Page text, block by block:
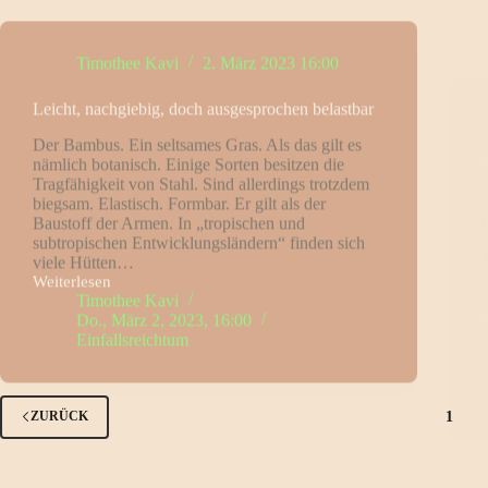
Leicht, nachgiebig, doch ausgesprochen belastbar
nämlich botanisch. Einige Sorten besitzen die
biegsam. Elastisch. Formbar. Er gilt als der
Baustoff der Armen. In „tropischen und
subtropischen Entwicklungsländern“ finden sich
viele Hütten…
Weiterlesen
Leicht,
nachgiebig,
doch
ausgesprochen
belastbar
Timothee Kavi
Do., März 2, 2023, 16:00
Einfallsreichtum
ZURÜCK 1